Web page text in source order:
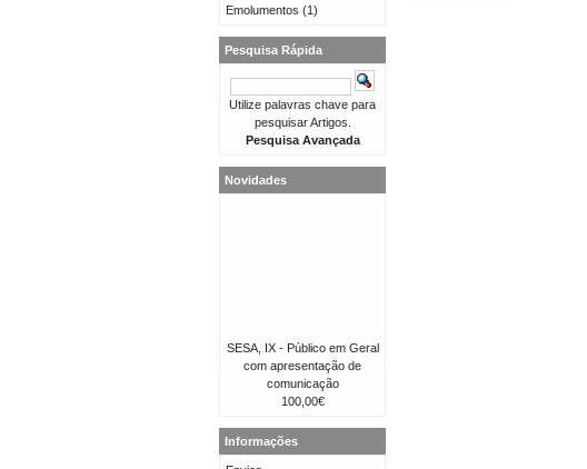
Emolumentos (1)
Pesquisa Rápida
Utilize palavras chave para
pesquisar Artigos.
Pesquisa Avançada
Novidades
SESA, IX - Público em Geral
com apresentação de
comunicação
100,00€
Informações